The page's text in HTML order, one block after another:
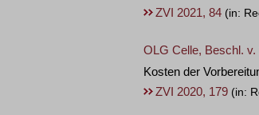
ZVI 2021, 84 (in:
OLG Celle, Beschl.
Kosten der
ZVI 2020, 179 (in: